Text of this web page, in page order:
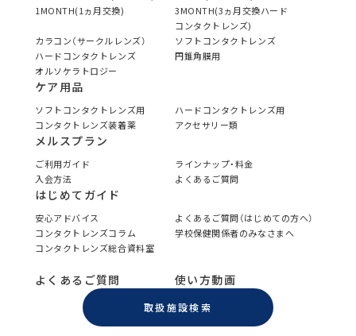
1MONTH(1ヵ月交換)
3MONTH(3ヵ月交換ハード
コンタクトレンズ)
カラコン（サークルレンズ）
ソフトコンタクトレンズ
ハードコンタクトレンズ
円錐角膜用
オルソケラトロジー
ケア用品
ソフトコンタクトレンズ用
ハードコンタクトレンズ用
コンタクトレンズ装着薬
アクセサリー類
メルスプラン
ご利用ガイド
ラインナップ・料金
入会方法
よくあるご質問
はじめてガイド
安心アドバイス
よくあるご質問（はじめての方へ）
コンタクトレンズコラム
学校保健関係者のみなさまへ
コンタクトレンズ総合資料室
よくあるご質問 使い方動画
取扱施設検索